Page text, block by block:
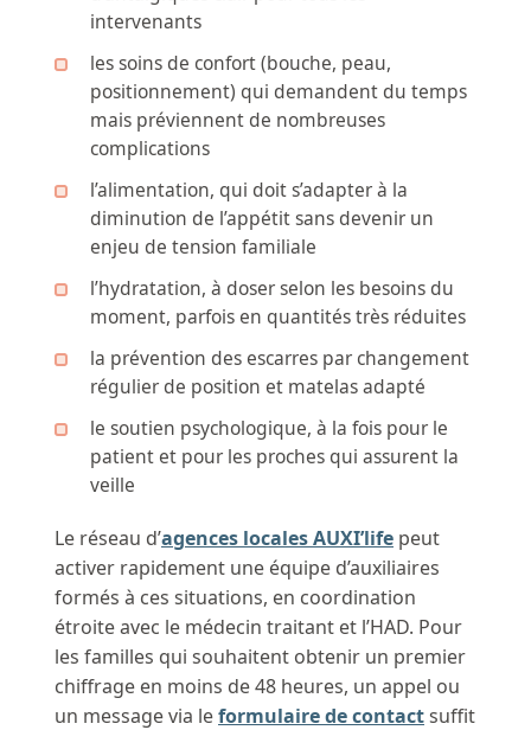
intervenants
les soins de confort (bouche, peau,
positionnement) qui demandent du temps
mais préviennent de nombreuses
complications
l’alimentation, qui doit s’adapter à la
diminution de l’appétit sans devenir un
enjeu de tension familiale
l’hydratation, à doser selon les besoins du
moment, parfois en quantités très réduites
la prévention des escarres par changement
régulier de position et matelas adapté
le soutien psychologique, à la fois pour le
patient et pour les proches qui assurent la
veille
Le réseau d’agences locales AUXI’life peut
activer rapidement une équipe d’auxiliaires
formés à ces situations, en coordination
étroite avec le médecin traitant et l’HAD. Pour
les familles qui souhaitent obtenir un premier
chiffrage en moins de 48 heures, un appel ou
un message via leformulaire de contactsuffit